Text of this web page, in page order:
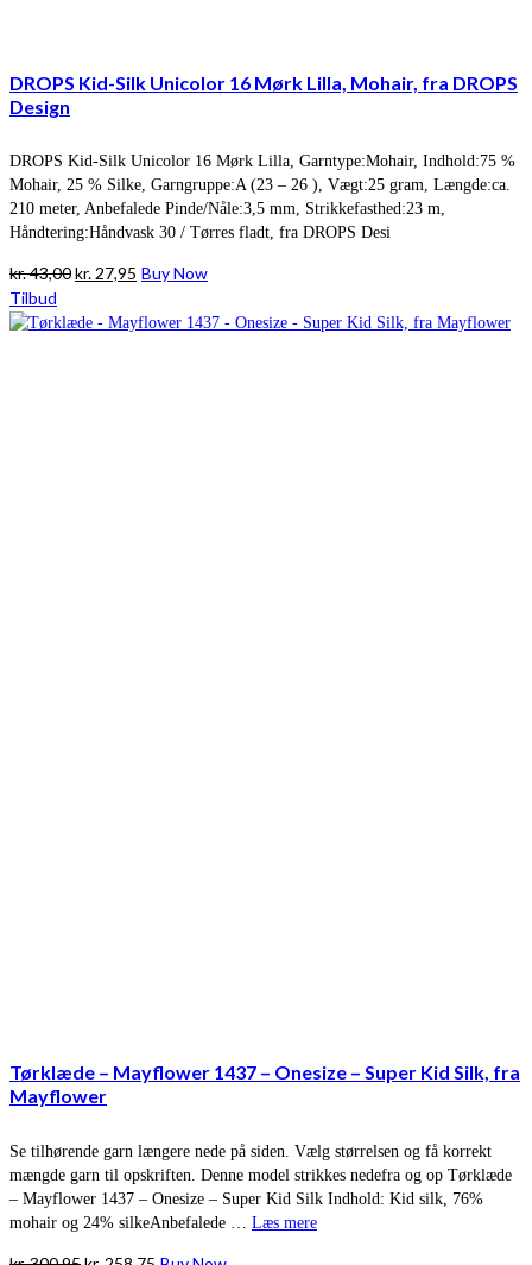
DROPS Kid-Silk Unicolor 16 Mørk Lilla, Mohair, fra DROPS
Design
DROPS Kid-Silk Unicolor 16 Mørk Lilla, Garntype:Mohair, Indhold:75 %
Mohair, 25 % Silke, Garngruppe:A (23 – 26 ), Vægt:25 gram, Længde:ca.
210 meter, Anbefalede Pinde/Nåle:3,5 mm, Strikkefasthed:23 m,
Håndtering:Håndvask 30 / Tørres fladt, fra DROPS Desi
kr.43,00Den
pris
kr. 27,95 Den
pris
Buy Now
Tilbud
Tørklæde – Mayflower 1437 – Onesize – Super Kid Silk, fra
Mayflower
Se tilhørende garn længere nede på siden. Vælg størrelsen og få korrekt
mængde garn til opskriften. Denne model strikkes nedefra og op Tørklæde
– Mayflower 1437 – Onesize – Super Kid Silk Indhold: Kid silk, 76%
mohair og 24% silkeAnbefalede … Læs mere